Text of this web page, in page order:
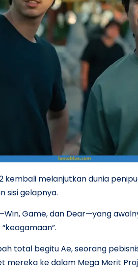
kembali melanjutkan dunia
sisi gelapnya.
Game, dan Dear—yang
total begitu Ae, seorang
mereka ke dalam Mega Merit